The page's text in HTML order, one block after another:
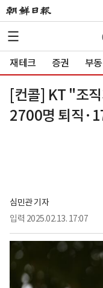
재테크 증권 부
[컨콜] KT "조
2700명 퇴직
심민관 기자
입력 2025.02.13. 17:07